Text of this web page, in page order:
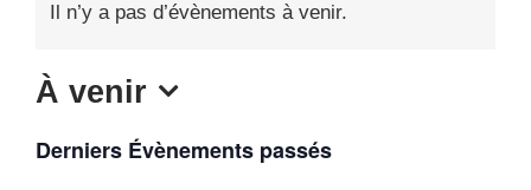
Il n’y a pas d’évènements à venir.
À venir
Sélectionnez
une
Derniers Évènements passés